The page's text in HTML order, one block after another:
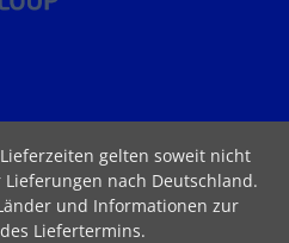
gelten soweit nicht
nach Deutschland.
und Informationen zur
Liefertermins.